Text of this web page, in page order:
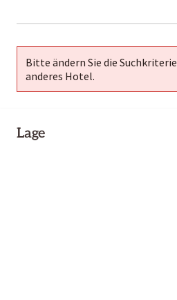
01-02
Bitte ändern Sie die
anderes Hotel.
Lage